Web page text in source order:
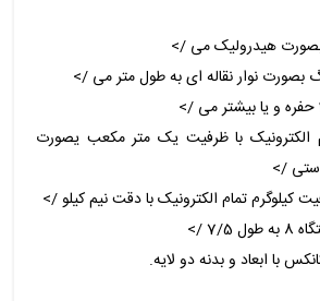
هیدرولیک می />
نوار نقاله ای به طول متر می />
الکترونیک با ظرفیت یک متر مکعب یصورت
/>
کیلوگرم تمام الکترونیک با دقت نیم کیلو />
5 />
با ابعاد و بدنه دو لایه.